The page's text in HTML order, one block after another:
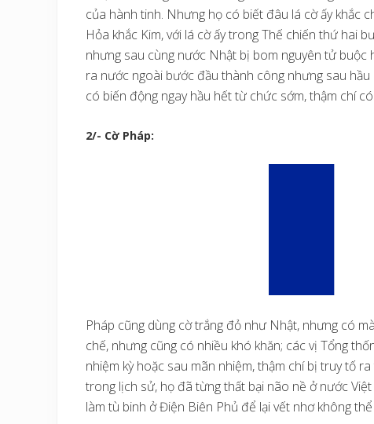
của hành tinh. Nhưng họ có biết đâu lá cờ ấy khắc
Hỏa khắc Kim, với lá cờ ấy trong Thế chiến thứ hai
nhưng sau cùng nước Nhật bị bom nguyên tử buộc
ra nước ngoài bước đầu thành công nhưng sau
có biến động ngay hầu hết từ chức sớm, thậm chí
2/- Cờ Pháp:
Pháp cũng dùng cờ trắng đỏ như Nhật, nhưng có
chế, nhưng cũng có nhiều khó khăn; các vị Tổng
nhiệm kỳ hoặc sau mãn nhiệm, thậm chí bị truy tố
trong lịch sử, họ đã từng thất bại não nề ở nước
làm tù binh ở Điện Biên Phủ để lại vết nhơ không